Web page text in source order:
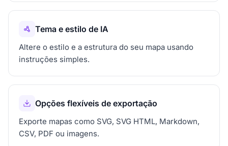
Tema e estilo de IA
Altere o estilo e a estrutura do seu mapa usando
instruções simples.
Opções flexíveis de exportação
Exporte mapas como SVG, SVG HTML, Markdown,
CSV, PDF ou imagens.